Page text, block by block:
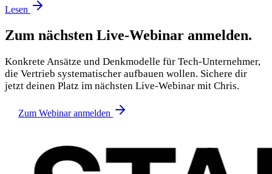
Lesen
Zum nächsten Live-Webinar anmelden.
Konkrete Ansätze und Denkmodelle für Tech-Unternehmer,
die Vertrieb systematischer aufbauen wollen. Sichere dir
jetzt deinen Platz im nächsten Live-Webinar mit Chris.
Zum Webinar anmelden